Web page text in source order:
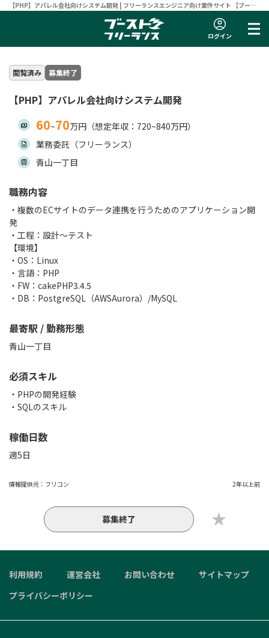
【PHP】アパレル会社向けシステム開発 | フリーランスエンジニア向け案件サイト 【ブース
ログイン
閲覧済み 募集終了
【PHP】アパレル会社向けシステム開発
60~70万円（想定年収：720~840万円）
業務委託（フリーランス）
青山一丁目
職務内容
・複数のECサイトのデータ連携を行うためのアプリケーション開
発
・工程：設計〜テスト
【環境】
・OS：Linux
・言語：PHP
・FW：cakePHP3.4.5
・DB：PostgreSQL（AWSAurora）/MySQL
最寄駅 / 勤務形態
青山一丁目
必須スキル
・PHPの開発経験
・SQLのスキル
稼働日数
週5日
情報提供元： フリコン 2年以上前
募集終了
利用規約 運営会社 お問い合わせ
サイトマップ
プライバシーポリシー